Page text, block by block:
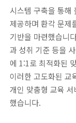
시스템 구축을 통해
제공하며 환각 문제
기반을 마련했습니
과 성취 기준 등을
에 1:1로 최적화된
이러한 고도화된 교
개인 맞춤형 교육
했습니다.